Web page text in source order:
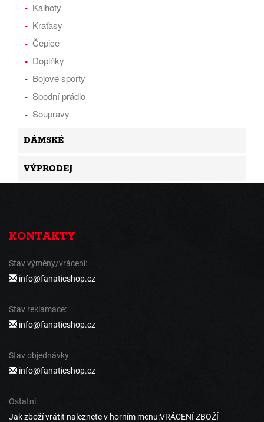
Kalhoty
Kraťasy
Čepice
Doplňky
Bojové sporty
Spodní prádlo
Soupravy
DÁMSKÉ
VÝPRODEJ
KONTAKTY
Stav výměny/vrácení:
info@fanaticshop.cz
Stav reklamace:
info@fanaticshop.cz
Stav objednávky:
info@fanaticshop.cz
Ostatní:
Jak zboží vrátit naleznete v horním menu:VRÁCENÍ ZBOŽÍ